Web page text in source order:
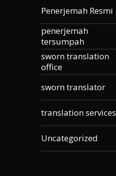
Penerjemah Resmi
penerjemah
tersumpah
sworn translation
office
sworn translator
translation services
Uncategorized